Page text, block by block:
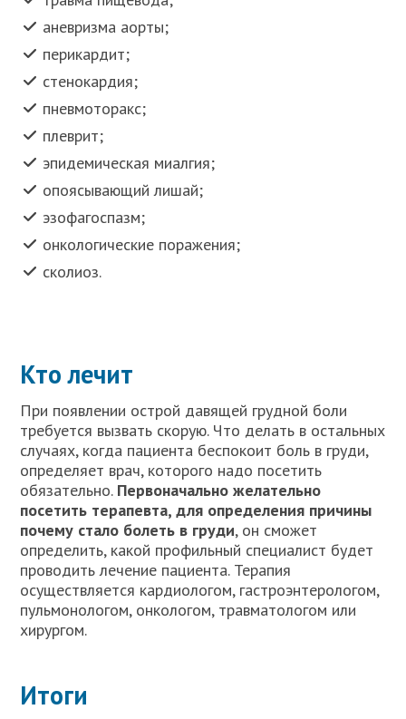
аневризма аорты;
перикардит;
стенокардия;
пневмоторакс;
плеврит;
эпидемическая миалгия;
опоясывающий лишай;
эзофагоспазм;
онкологические поражения;
сколиоз.
Кто лечит
При появлении острой давящей грудной боли
требуется вызвать скорую. Что делать в остальных
случаях, когда пациента беспокоит боль в груди,
определяет врач, которого надо посетить
обязательно. Первоначально желательно
посетить терапевта, для определения причины
почему стало болеть в груди, он сможет
определить, какой профильный специалист будет
проводить лечение пациента. Терапия
осуществляется кардиологом, гастроэнтерологом,
пульмонологом, онкологом, травматологом или
хирургом.
Итоги